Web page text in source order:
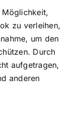
zu verleihen,
um den
Durch
aufgetragen,
anderen